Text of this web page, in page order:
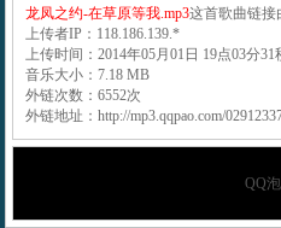
龙凤之约-在草原等我.mp3这首歌曲链接
上传者IP：118.186.139.*
上传时间：2014年05月01日 19点03分31
音乐大小：7.18 MB
外链次数：6552次
外链地址：http://mp3.qqpao.com/
QQ泡